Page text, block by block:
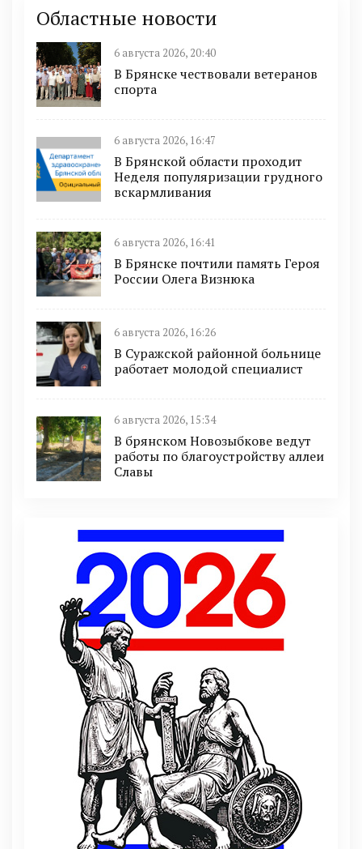
Областные новости
6 августа 2026, 20:40
В Брянске чествовали ветеранов
спорта
6 августа 2026, 16:47
В Брянской области проходит
Неделя популяризации грудного
вскармливания
6 августа 2026, 16:41
В Брянске почтили память Героя
России Олега Визнюка
6 августа 2026, 16:26
В Суражской районной больнице
работает молодой специалист
6 августа 2026, 15:34
В брянском Новозыбкове ведут
работы по благоустройству аллеи
Славы